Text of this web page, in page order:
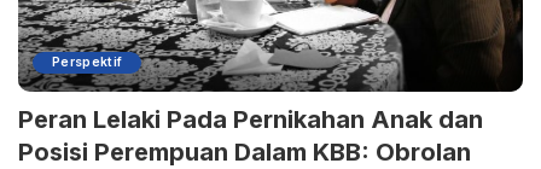
Perspektif
Peran Lelaki Pada Pernikahan Anak dan
Posisi Perempuan Dalam KBB: Obrolan